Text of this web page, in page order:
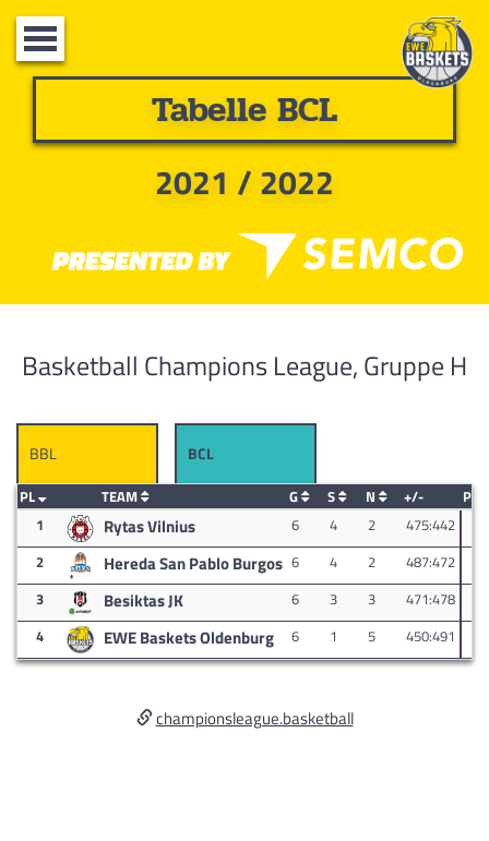
Toggle
navigation
Tabelle BCL
2021 / 2022
Basketball Champions League, Gruppe H
BBL BCL
PL TEAM G S N +/-
1
Rytas Vilnius 6 4 2 475:442
2
Hereda San Pablo Burgos 6 4 2 487:472
3
Besiktas JK 6 3 3 471:478
4
EWE Baskets Oldenburg 6 1 5 450:491
championsleague.basketball